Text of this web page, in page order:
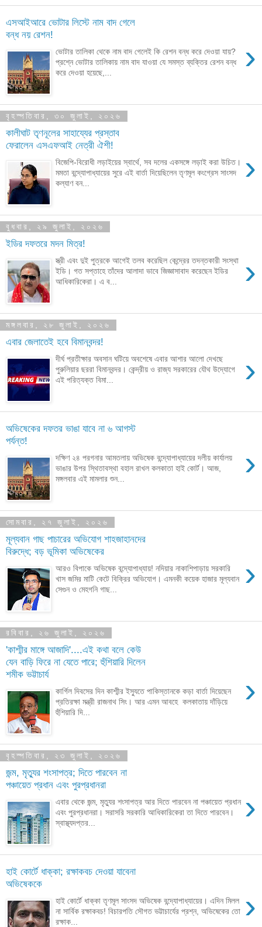
এসআইআরে ভোটার লিস্টে নাম বাদ গেলে
বন্ধ নয় রেশন!
›
ভোটার তালিকা থেকে নাম বাদ গেলেই কি রেশন বন্ধ করে দেওয়া যায়?
প্রশ্নে ভোটার তালিকায় নাম বাদ যাওয়া যে সমস্ত ব্যক্তির রেশন বন্ধ
করে দেওয়া হয়েছে,...
বৃহস্পতিবার, ৩০ জুলাই, ২০২৬
কালীঘাট তৃণনূলের সাহায্যের প্রস্তাব
ফেরালেন এসএফআই নেত্রী ঐশী!
›
বিজেপি-বিরোধী লড়াইয়ের স্বার্থে, সব দলের একসঙ্গে লড়াই করা উচিত।
মমতা বন্দ্যোপাধ্যায়ের সুরে এই বার্তা দিয়েছিলেন তৃণমূল কংগ্রেস সাংসদ
কল্যাণ বন...
বুধবার, ২৯ জুলাই, ২০২৬
ইডির দফতরে মদন মিত্র!
›
স্ত্রী এবং দুই পুত্রকে আগেই তলব করেছিল কেন্দ্রের তদন্তকারী সংস্থা
ইডি। গত সপ্তাহে তাঁদের আলাদা ভাবে জিজ্ঞাসাবাদ করেছেন ইডির
আধিকারিকেরা। এ ব...
মঙ্গলবার, ২৮ জুলাই, ২০২৬
এবার জেলাতেই হবে বিমানবন্দর!
›
দীর্ঘ প্রতীক্ষার অবসান ঘটিয়ে অবশেষে এবার আশার আলো দেখছে
পুরুলিয়ার ছররা বিমানবন্দর। কেন্দ্রীয় ও রাজ্য সরকারের যৌথ উদ্যোগে
এই পরিত্যক্ত বিমা...
অভিষেকের দফতর ভাঙা যাবে না ৬ আগস্ট
পর্যন্ত!
›
দক্ষিণ ২৪ পরগনার আমতলায় অভিষেক বন্দ্যোপাধ্যায়ের দলীয় কার্যালয়
ভাঙার উপর স্থিতাবস্থা বহাল রাখল কলকাতা হাই কোর্ট। আজ,
মঙ্গলবার এই মামলার শুন...
সোমবার, ২৭ জুলাই, ২০২৬
মূল্যবান গাছ পাচারের অভিযোগ শাহজাহানদের
বিরুদ্ধে; বড় ভূমিকা অভিষেকের
›
আরও বিপাকে অভিষেক বন্দ্যোপাধ্যায়! নদিয়ার নাকাশিপাড়ায় সরকারি
খাস জমির মাটি কেটে বিক্রির অভিযোগ। এমনকী কয়েক হাজার মূল্যবান
সেগুন ও মেহগনি গাছ...
রবিবার, ২৬ জুলাই, ২০২৬
'কাশ্মীর মাঙ্গে আজাদি'....এই কথা বলে কেউ
যেন বাড়ি ফিরে না যেতে পারে; হুঁশিয়ারি দিলেন
শমীক ভট্টাচার্য
›
কার্গিল দিবসের দিন কাশ্মীর ইস্যুতে পাকিস্তানকে কড়া বার্তা দিয়েছেন
প্রতিরক্ষা মন্ত্রী রাজনাথ সিং। আর এমন আবহে কলকাতায় দাঁড়িয়ে
হুঁশিয়ারি দি...
বৃহস্পতিবার, ২৩ জুলাই, ২০২৬
জন্ম, মৃত্যুর শংসাপত্র; দিতে পারবেন না
পঞ্চায়েত প্রধান এবং পুরপ্রধানরা
›
এবার থেকে জন্ম, মৃত্যুর শংসাপত্র আর দিতে পারবেন না পঞ্চায়েত প্রধান
এবং পুরপ্রধানরা। সরাসরি সরকারি আধিকারিকেরা তা দিতে পারবেন।
স্বাস্থ্যদপ্তর...
হাই কোর্টে ধাক্কা; রক্ষাকবচ দেওয়া যাবেনা
অভিষেককে
›
হাই কোর্টে ধাক্কা তৃণমূল সাংসদ অভিষেক বন্দ্যোপাধ্যায়ের। এদিন মিলল
না সার্বিক রক্ষাকবচ! বিচারপতি সৌগত ভট্টাচার্যের প্রশ্ন, অভিষেকের তো
রক্ষাক...